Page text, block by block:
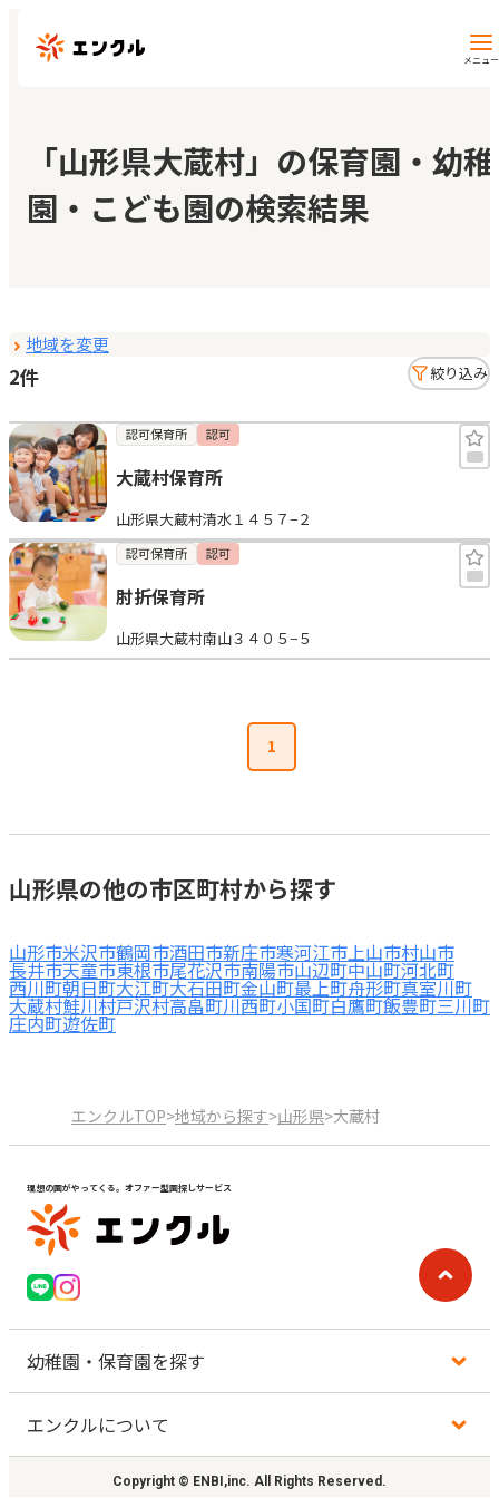
メニュー
保育園・幼稚園を探す
地図から探す
マイページ
お気に入り
見学日記
メッセージ
おすすめの園
「山形県大蔵村」の保育園・幼稚
園・こども園の検索結果
地域を変更
2件 絞り込み
認可保育所 認可
大蔵村保育所
山形県大蔵村清水１４５７−２
認可保育所 認可
肘折保育所
山形県大蔵村南山３４０５−５
1
山形県の他の市区町村から探す
山形市米沢市鶴岡市酒田市新庄市寒河江市上山市村山市
長井市天童市東根市尾花沢市南陽市山辺町中山町河北町
西川町朝日町大江町大石田町金山町最上町舟形町真室川町
大蔵村鮭川村戸沢村高畠町川西町小国町白鷹町飯豊町三川町
庄内町遊佐町
エンクルTOP>地域から探す>山形県>大蔵村
理想の園がやってくる。オファー型園探しサービス
幼稚園・保育園を探す
エンクルについて
Copyright © ENBI,inc. All Rights Reserved.